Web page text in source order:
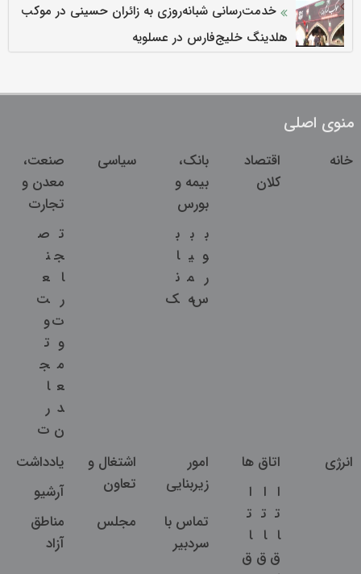
خدمت‌رسانی شبانه‌روزی به زائران حسینی در موکب
هلدینگ خلیج‌فارس در عسلویه
منوی اصلی
خانه
اقتصاد
کلان
بانک،
بیمه و
بورس
ب
و
ر
س
ب
ی
م
ه
ب
ا
ن
ک
سیاسی
صنعت،
معدن و
تجارت
ت
ج
ا
ر
ت
و
م
ع
د
ن
ص
ن
ع
ت
و
ت
ج
ا
ر
ت
انرژی
اتاق ها
ا
ت
ا
ق
ا
ت
ا
ق
ا
ت
ا
ق
امور
زیربنایی
اشتغال و
تعاون
یادداشت
آرشیو
تماس با
سردبیر
مجلس
مناطق
آزاد